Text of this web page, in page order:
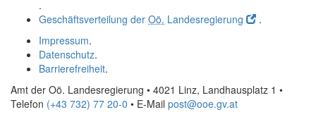
.
Geschäftsverteilung der Oö. Landesregierung
.
Impressum.
Datenschutz.
Barrierefreiheit.
Amt der Oö. Landesregierung • 4021 Linz, Landhausplatz 1 •
Telefon (+43 732) 77 20-0 • E-Mail post@ooe.gv.at